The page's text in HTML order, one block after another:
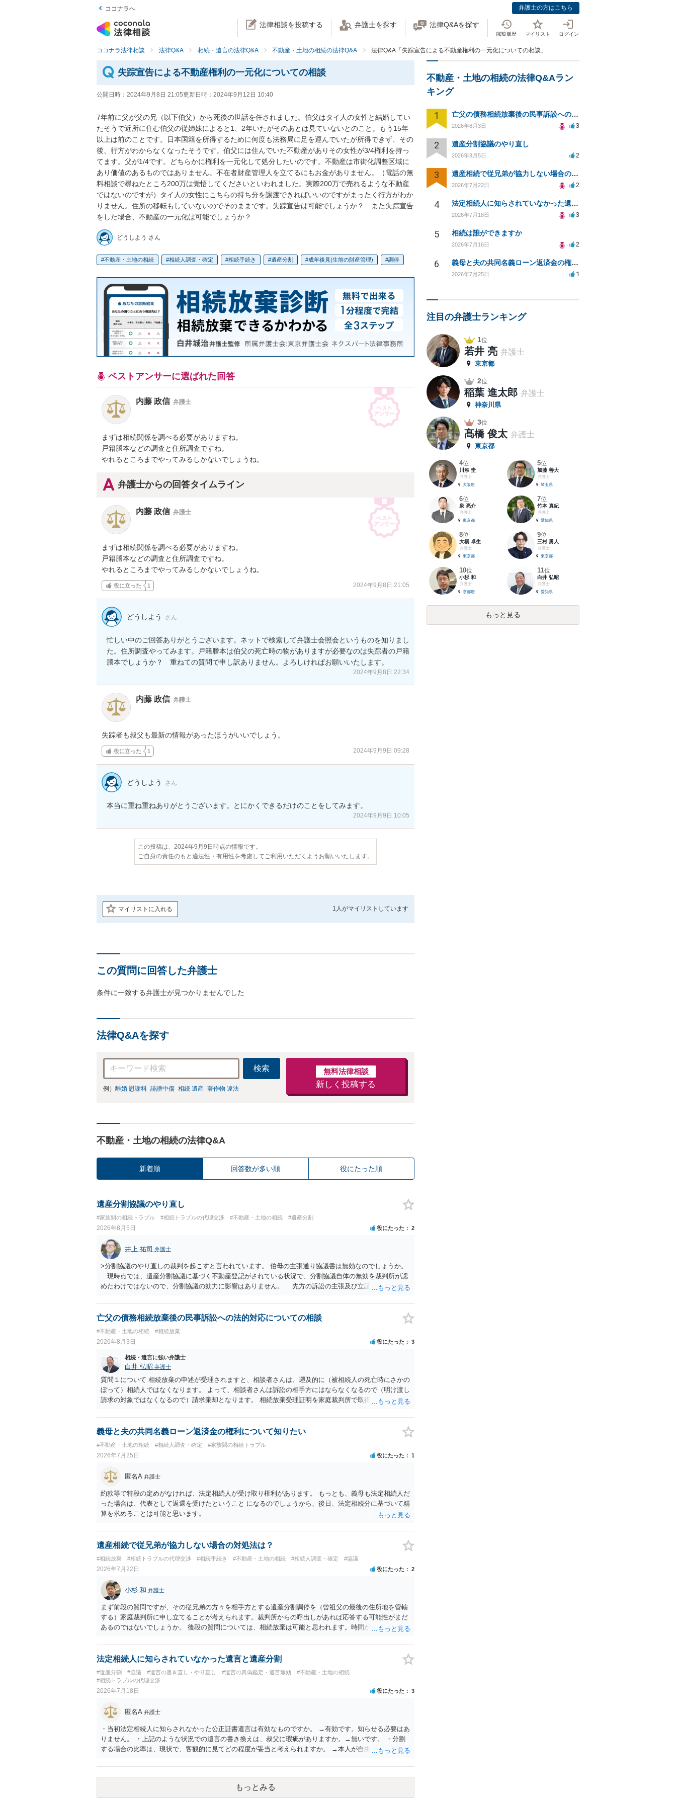
ココナラへ 弁護士の方はこちら
法律相談を投稿する 弁護士を探す 法律Q&Aを探す
閲覧履歴 マイリスト ログイン
ココナラ法律相談 法律Q&A 相続・遺言の法律Q&A 不動産・土地の相続の法律Q&A 法律Q&A「失踪宣告による不動産権利の一元化についての相談」
失踪宣告による不動産権利の一元化についての相談
公開日時： 2024年9月8日 21:05更新日時： 2024年9月12日 10:40
7年前に父が父の兄（以下伯父）から死後の世話を任されました。伯父はタイ人の女性と結婚してい
たそうで近所に住む伯父の従姉妹によると1、2年いたがそのあとは見ていないとのこと。もう15年
以上は前のことです。日本国籍を所得するために何度も法務局に足を運んでいたが所得できず、その
後、行方がわからなくなったそうです。伯父には住んでいた不動産がありその女性が3/4権利を持っ
てます。父が1/4です。どちらかに権利を一元化して処分したいのです。不動産は市街化調整区域に
あり価値のあるものではありません。不在者財産管理人を立てるにもお金がありません。（電話の無
料相談で尋ねたところ200万は覚悟してくださいといわれました。実際200万で売れるような不動産
ではないのですが）タイ人の女性にこちらの持ち分を譲渡できればいいのですがまったく行方がわか
りません。住所の移転もしていないのでそのままです。失踪宣告は可能でしょうか？　また失踪宣告
をした場合、不動産の一元化は可能でしょうか？
どうしよう さん
不動産・土地の相続 相続人調査・確定 相続手続き 遺産分割 成年後見(生前の財産管理) 調停
ベストアンサーに選ばれた回答
内藤 政信 弁護士
まずは相続関係を調べる必要がありますね。
戸籍謄本などの調査と住所調査ですね。
やれるところまでやってみるしかないでしょうね。
弁護士からの回答タイムライン
内藤 政信 弁護士
まずは相続関係を調べる必要がありますね。
戸籍謄本などの調査と住所調査ですね。
やれるところまでやってみるしかないでしょうね。
役に立った 1 2024年9月8日 21:05
どうしよう さん
忙しい中のご回答ありがとうございます。ネットで検索して弁護士会照会というものを知りまし
た。住所調査やってみます。戸籍謄本は伯父の死亡時の物がありますが必要なのは失踪者の戸籍
2024年9月8日 22:34
内藤 政信 弁護士
失踪者も叔父も最新の情報があったほうがいいでしょう。
役に立った 1 2024年9月9日 09:28
どうしよう さん
本当に重ね重ねありがとうございます。とにかくできるだけのことをしてみます。
2024年9月9日 10:05
この投稿は、2024年9月9日時点の情報です。
ご自身の責任のもと適法性・有用性を考慮してご利用いただくようお願いいたします。
マイリストに入れる 1人がマイリストしています
この質問に回答した弁護士
条件に一致する弁護士が見つかりませんでした
法律Q&Aを探す
検索
例） 離婚 慰謝料 誹謗中傷 相続 遺産 著作物 違法
無料法律相談
新しく投稿する
不動産・土地の相続の法律Q&A
新着順 回答数が多い順 役にたった順
遺産分割協議のやり直し
#家族間の相続トラブル #相続トラブルの代理交渉 #不動産・土地の相続 #遺産分割
2026年8月5日 役にたった 2
井上 祐司 弁護士
>分割協議のやり直しの裁判を起こすと言われています。 伯母の主張通り協議書は無効なのでしょうか。
現時点では、遺産分割協議に基づく不動産登記がされている状況で、分割協議自体の無効を裁判所が認
めたわけではないので、分割協議の効力に影響はありません。 先方の訴訟の主張及び立証次第ですが、
りますが、 ・伯母様自身が分割協議に加わっていること ・御祖母様の意に反する遺産分割協議を行う実
益が誰にあったかの立証が困難であること からすると、実際に遺産分割協議の効力が否定される可能性は
亡父の債務相続放棄後の民事訴訟への法的対応についての相談
#不動産・土地の相続 #相続放棄
2026年8月3日 役にたった 3
相続・遺言に強い弁護士
白井 弘昭 弁護士
質問１について 相続放棄の申述が受理されますと、相談者さんは、遡及的に（被相続人の死亡時にさかの
ぼって）相続人ではなくなります。 よって、相談者さんは訴訟の相手方にはならなくなるので（明け渡し
請求の対象ではなくなるので）請求棄却となります。 相続放棄受理証明を家庭裁判所で取得し、コピーを
１回期日は出席する必要がありません。その日は差支え（用事があり出席できない）との記載で十分で
す。 質問３について 弁護士ではないので、ｍｉｎｔｓでの提出の必要は無いと思います。郵送（期限ま
考まで。
義母と夫の共同名義ローン返済金の権利について知りたい
#不動産・土地の相続 #相続人調査・確定 #家族間の相続トラブル
2026年7月25日 役にたった 1
匿名A 弁護士
約款等で特段の定めがなければ、法定相続人が受け取り権利があります。 もっとも、義母も法定相続人だ
った場合は、代表として返還を受けたということ になるのでしょうから、後日、法定相続分に基づいて精
算を求めることは可能と思います。
遺産相続で従兄弟が協力しない場合の対処法は？
#相続放棄 #相続トラブルの代理交渉 #相続手続き #不動産・土地の相続 #相続人調査・確定 #協議
2026年7月22日 役にたった 2
小杉 和 弁護士
まず前段の質問ですが、その従兄弟の方々を相手方とする遺産分割調停を（曾祖父の最後の住所地を管轄
する）家庭裁判所に申し立てることが考えられます。裁判所からの呼出しがあれば応答する可能性がまだ
あるのではないでしょうか。 後段の質問については、相続放棄は可能と思われます。時間が思った以上に
法定相続人に知らされていなかった遺言と遺産分割
#遺産分割 #協議 #遺言の書き直し・やり直し #遺言の真偽鑑定・遺言無効
#不動産・土地の相続
#相続トラブルの代理交渉
2026年7月18日 役にたった 3
匿名A 弁護士
・当初法定相続人に知らされなかった公正証書遺言は有効なものですか。 →有効です。知らせる必要はあ
りません。 ・上記のような状況での遺言の書き換えは、叔父に瑕疵がありますか。→無いです。 ・分割
する場合の比率は、現状で、客観的に見てどの程度が妥当と考えられますか。 →本人が自由に決められま
ることはできますか。 →分割を拒否するということは、遺産はいらないということでしょうか。遺言で、
受取を指定されててもいらないと拒否することはできます。理由を説明する必要はありません。
もっとみる
不動産・土地の相続の法律Q&Aラン
キング
1 亡父の債務相続放棄後の民事訴訟への法的対応についての相談
2026年8月3日 3
2 遺産分割協議のやり直し
2026年8月5日 2
3 遺産相続で従兄弟が協力しない場合の対処法は？
2026年7月22日 2
4 法定相続人に知らされていなかった遺言と遺産分割
2026年7月18日 3
5 相続は誰ができますか
2026年7月16日 2
6 義母と夫の共同名義ローン返済金の権利について知りたい
2026年7月25日 1
注目の弁護士ランキング
1位
若井 亮 弁護士
東京都
2位
稲葉 進太郎 弁護士
神奈川県
3位
髙橋 俊太 弁護士
東京都
4位
川添 圭
弁護士
大阪府
5位
加藤 善大
弁護士
埼玉県
6位
泉 亮介
弁護士
東京都
7位
竹本 真紀
弁護士
愛知県
8位
大橋 卓生
弁護士
東京都
9位
三村 勇人
弁護士
東京都
10位
小杉 和
弁護士
京都府
11位
白井 弘昭
弁護士
愛知県
もっと見る